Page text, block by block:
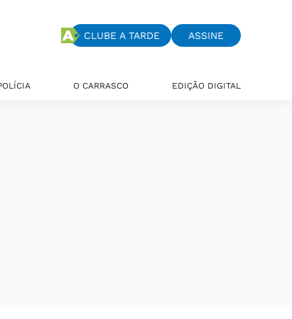
CLUBE A TARDE ASSINE
O CARRASCO EDIÇÃO DIGITAL